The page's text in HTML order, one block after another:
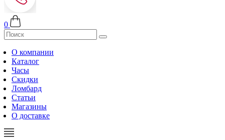
0
О компании
Каталог
Часы
Скидки
Ломбард
Статьи
Магазины
О доставке